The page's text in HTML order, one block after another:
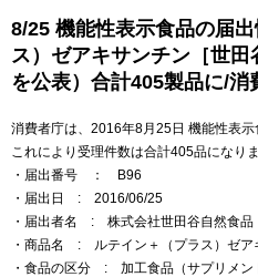
8/25 機能性表示食品の届
ス）ゼアキサンチン［世
を公表）合計405製品に/消
消費者庁は、2016年8月25日 機能性表示
これにより受理件数は合計405品になりま
・届出番号 ： B96
・届出日 : 2016/06/25
・届出者名 : 株式会社世田谷自然食品
・商品名 : ルテイン＋（プラス）ゼア
・食品の区分 : 加工食品（サプリメン